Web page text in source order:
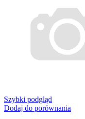
Szybki podgląd
Dodaj do porównania